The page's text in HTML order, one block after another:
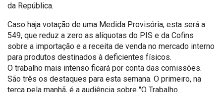
da República.
Caso haja votação de uma Medida Provisória, esta será a
549, que reduz a zero as alíquotas do PIS e da Cofins
sobre a importação e a receita de venda no mercado interno
para produtos destinados à deficientes físicos.
O trabalho mais intenso ficará por conta das comissões.
São três os destaques para esta semana. O primeiro, na
terça pela manhã, é a audiência sobre "O Trabalho